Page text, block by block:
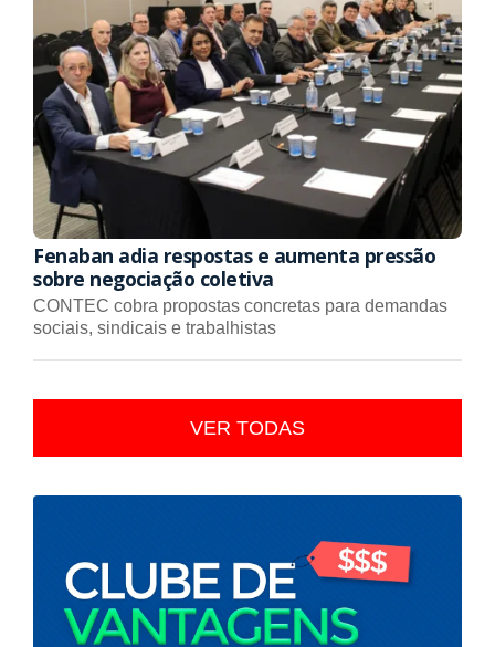
Fenaban adia respostas e aumenta pressão
sobre negociação coletiva
CONTEC cobra propostas concretas para demandas
sociais, sindicais e trabalhistas
VER TODAS